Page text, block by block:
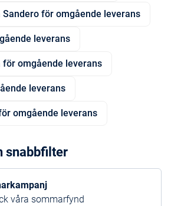
Sandero för omgående leverans
leverans
för omgående leverans
leverans
omgående leverans
snabbfilter
våra sommarfynd